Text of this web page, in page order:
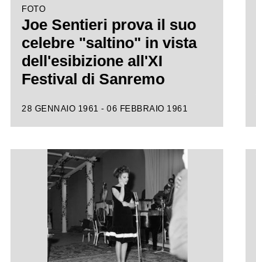
FOTO
Joe Sentieri prova il suo
celebre "saltino" in vista
dell'esibizione all'XI
Festival di Sanremo
28 GENNAIO 1961 - 06 FEBBRAIO 1961